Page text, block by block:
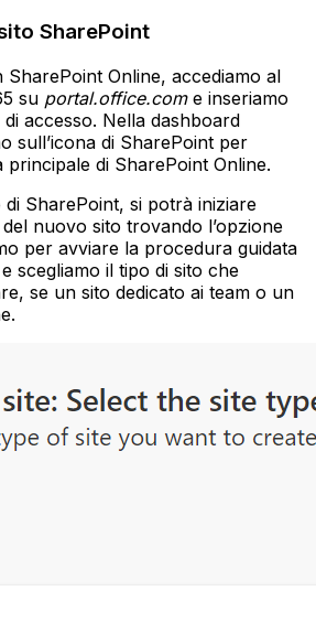
SharePoint
Online, accediamo al
su portal.office.come inseriamo
accesso. Nella dashboard
sull’icona di SharePoint per
principale di SharePoint Online.
di SharePoint, si potrà iniziare
nuovo sito trovando l’opzione
per avviare la procedura guidata
scegliamo il tipo di sito che
se un sito dedicato ai team o un